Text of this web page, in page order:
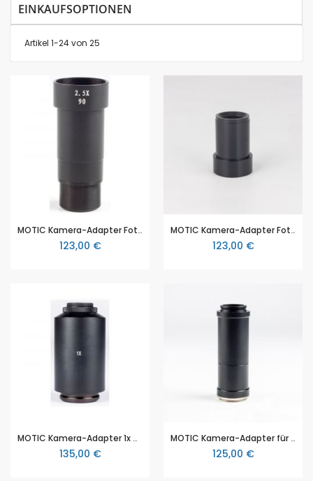
Artikel 1-24von 25
MOTIC Kamera-Adapter Fotookular 2,5x für SLR (ohne Fotoadapter)
123,00 €
MOTIC Kamera-Adapter Fotookular 4x für SLR (ohne Fotoadapter)
123,00 €
MOTIC Kamera-Adapter 1x C-Mount Kamera Adapter (ohne Optik)
135,00 €
MOTIC Kamera-Adapter für SLR (ohne Fotookular)
125,00 €
EINKAUFSOPTIONEN